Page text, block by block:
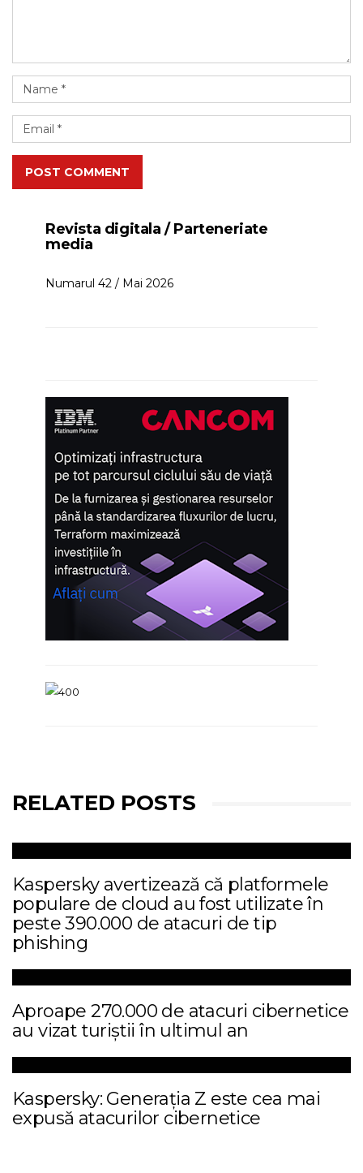
POST COMMENT
Revista digitala / Parteneriate
media
Numarul 42 / Mai 2026
RELATED POSTS
Kaspersky avertizează că platformele
populare de cloud au fost utilizate în
peste 390.000 de atacuri de tip
phishing
Aproape 270.000 de atacuri cibernetice
au vizat turiștii în ultimul an
Kaspersky: Generația Z este cea mai
expusă atacurilor cibernetice